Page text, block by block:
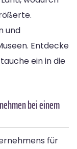
und
Entdecke
ein in die
bei einem
für